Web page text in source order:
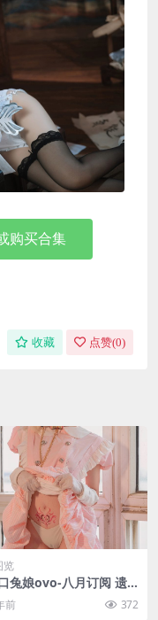
购买合集
收藏 点赞(0)
览
兔娘ovo-八月订阅 遗
&小花仙 [54P1V-1.04
前 372